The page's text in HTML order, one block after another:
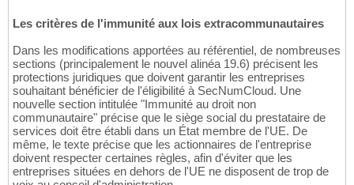
Les critères de l'immunité aux lois extracommunautaires
Dans les modifications apportées au référentiel, de nombreuses
sections (principalement le nouvel alinéa 19.6) précisent les
protections juridiques que doivent garantir les entreprises
souhaitant bénéficier de l'éligibilité à SecNumCloud. Une
nouvelle section intitulée "Immunité au droit non
communautaire" précise que le siège social du prestataire de
services doit être établi dans un État membre de l'UE. De
même, le texte précise que les actionnaires de l'entreprise
doivent respecter certaines règles, afin d'éviter que les
entreprises situées en dehors de l'UE ne disposent de trop de